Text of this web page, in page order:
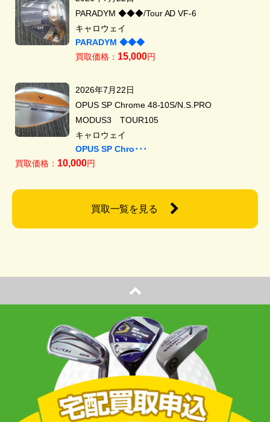
PARADYM ◆◆◆/Tour AD VF-6
キャロウェイ
PARADYM ◆◆◆
買取価格： 15,000円
2026年7月22日
OPUS SP Chrome 48-10S/N.S.PRO
MODUS3 TOUR105
キャロウェイ
OPUS SP Chro･･･
買取価格： 10,000円
買取一覧を見る